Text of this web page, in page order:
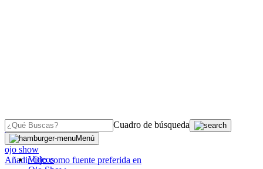
Cuadro de búsqueda
Menú
Videos
OJO
ojo show
AñadirOjocomo fuente preferida en